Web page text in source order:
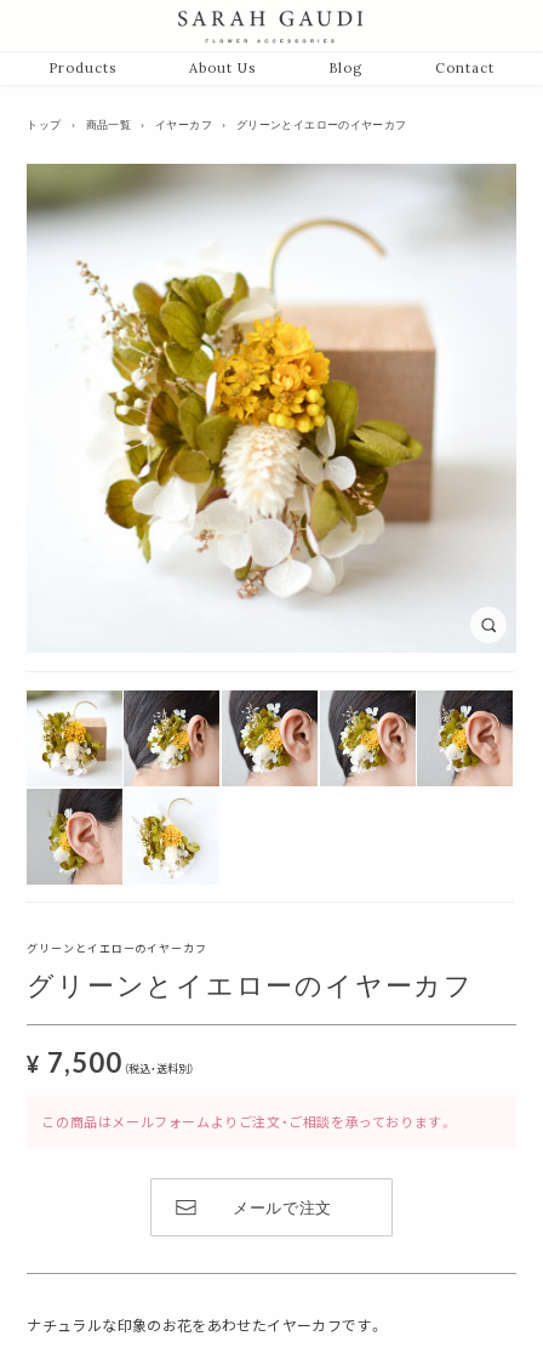
Products About Us Blog Contact
トップ › 商品一覧 › イヤーカフ › グリーンとイエローのイヤーカフ
グリーンとイエローのイヤーカフ
グリーンとイエローのイヤーカフ
¥ 7,500 （税込・送料別）
この商品は メールフォームよりご注文・ご相談を承っております。
メールで注文
ナチュラルな印象のお花をあわせたイヤーカフです。